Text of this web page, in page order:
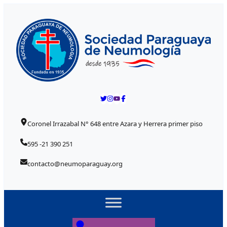
Coronel Irrazabal N° 648 entre Azara y Herrera primer piso
595 -21 390 251
contacto@neumoparaguay.org